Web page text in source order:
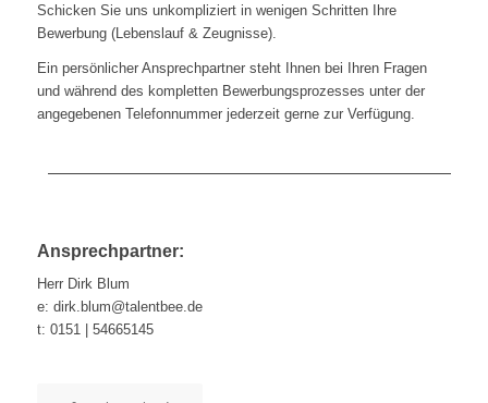
Schicken Sie uns unkompliziert in wenigen Schritten Ihre
Bewerbung (Lebenslauf & Zeugnisse).
Ein persönlicher Ansprechpartner steht Ihnen bei Ihren Fragen
und während des kompletten Bewerbungsprozesses unter der
angegebenen Telefonnummer jederzeit gerne zur Verfügung.
Ansprechpartner:
Herr Dirk Blum
e: dirk.blum@talentbee.de
t: 0151 | 54665145